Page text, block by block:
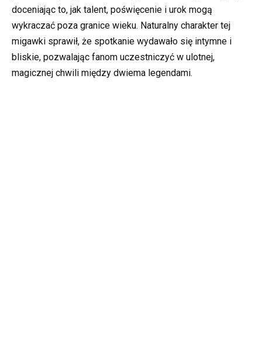
doceniając to, jak talent, poświęcenie i urok mogą
wykraczać poza granice wieku. Naturalny charakter tej
migawki sprawił, że spotkanie wydawało się intymne i
bliskie, pozwalając fanom uczestniczyć w ulotnej,
magicznej chwili między dwiema legendami.